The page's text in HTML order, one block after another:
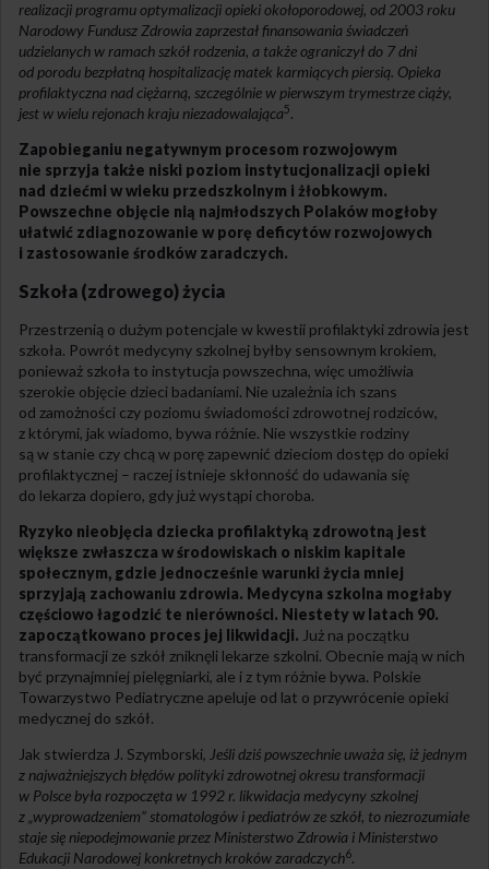
realizacji programu optymalizacji opieki okołoporodowej, od 2003 roku
Narodowy Fundusz Zdrowia zaprzestał finansowania świadczeń
udzielanych w ramach szkół rodzenia, a także ograniczył do 7 dni
od porodu bezpłatną hospitalizację matek karmiących piersią. Opieka
profilaktyczna nad ciężarną, szczególnie w pierwszym trymestrze ciąży,
jest w wielu rejonach kraju niezadowalająca5.
Zapobieganiu negatywnym procesom rozwojowym
nie sprzyja także niski poziom instytucjonalizacji opieki
nad dziećmi w wieku przedszkolnym i żłobkowym.
Powszechne objęcie nią najmłodszych Polaków mogłoby
ułatwić zdiagnozowanie w porę deficytów rozwojowych
i zastosowanie środków zaradczych.
Szkoła (zdrowego) życia
Przestrzenią o dużym potencjale w kwestii profilaktyki zdrowia jest
szkoła. Powrót medycyny szkolnej byłby sensownym krokiem,
ponieważ szkoła to instytucja powszechna, więc umożliwia
szerokie objęcie dzieci badaniami. Nie uzależnia ich szans
od zamożności czy poziomu świadomości zdrowotnej rodziców,
z którymi, jak wiadomo, bywa różnie. Nie wszystkie rodziny
są w stanie czy chcą w porę zapewnić dzieciom dostęp do opieki
profilaktycznej – raczej istnieje skłonność do udawania się
do lekarza dopiero, gdy już wystąpi choroba.
Ryzyko nieobjęcia dziecka profilaktyką zdrowotną jest
większe zwłaszcza w środowiskach o niskim kapitale
społecznym, gdzie jednocześnie warunki życia mniej
sprzyjają zachowaniu zdrowia. Medycyna szkolna mogłaby
częściowo łagodzić te nierówności. Niestety w latach 90.
zapoczątkowano proces jej likwidacji. Już na początku
transformacji ze szkół zniknęli lekarze szkolni. Obecnie mają w nich
być przynajmniej pielęgniarki, ale i z tym różnie bywa. Polskie
Towarzystwo Pediatryczne apeluje od lat o przywrócenie opieki
medycznej do szkół.
Jak stwierdza J. Szymborski, Jeśli dziś powszechnie uważa się, iż jednym
z najważniejszych błędów polityki zdrowotnej okresu transformacji
w Polsce była rozpoczęta w 1992 r. likwidacja medycyny szkolnej
z „wyprowadzeniem” stomatologów i pediatrów ze szkół, to niezrozumiałe
staje się niepodejmowanie przez Ministerstwo Zdrowia i Ministerstwo
Edukacji Narodowej konkretnych kroków zaradczych6.